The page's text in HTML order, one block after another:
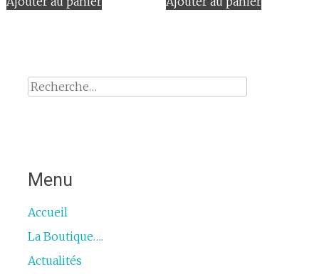
Rechercher :
Menu
Accueil
La Boutique….
Actualités